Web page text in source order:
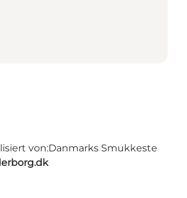
von:Danmarks Smukkeste